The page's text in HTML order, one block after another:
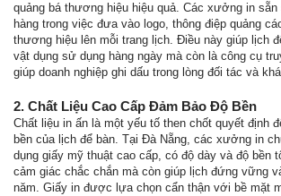
quảng bá thương hiệu hiệu quả. Các xưởng in
hàng trong việc đưa vào logo, thông điệp quảng
thương hiệu lên mỗi trang lịch. Điều này giúp lịch
vật dụng sử dụng hàng ngày mà còn là công cụ
giúp doanh nghiệp ghi dấu trong lòng đối tác và
2. Chất Liệu Cao Cấp Đảm Bảo Độ Bền
Chất liệu in ấn là một yếu tố then chốt quyết định
bền của lịch để bàn. Tại Đà Nẵng, các xưởng in
dụng giấy mỹ thuật cao cấp, có độ dày và độ bền
cảm giác chắc chắn mà còn giúp lịch đứng vững
năm. Giấy in được lựa chọn cẩn thận với bề mặt